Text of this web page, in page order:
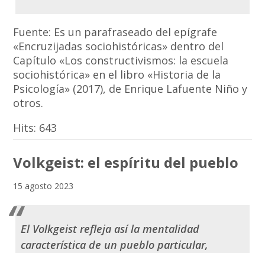
Fuente: Es un parafraseado del epígrafe
«Encruzijadas sociohistóricas» dentro del
Capítulo «Los constructivismos: la escuela
sociohistórica» en el libro «Historia de la
Psicología» (2017), de Enrique Lafuente Niño y
otros.
Hits: 643
Volkgeist: el espíritu del pueblo
15 agosto 2023
El Volkgeistrefleja así la mentalidad
característica de un pueblo particular,